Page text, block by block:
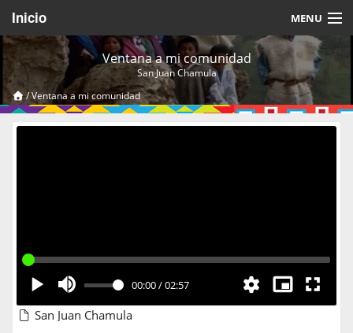
Inicio MENU
Acerca de
Videos Temáticos
Cerrar Sesión
Ventana a mi comunidad
San Juan Chamula
/Ventana a mi comunidad
00:00/02:57
San Juan Chamula